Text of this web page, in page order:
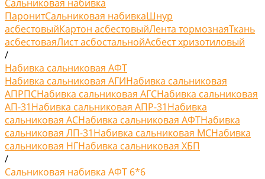
Сальниковая набивка
ПаронитСальниковая набивкаШнур
асбестовыйКартон асбестовыйЛента тормознаяТкань
асбестоваяЛист асбостальнойАсбест хризотиловый
/
Набивка сальниковая АФТ
Набивка сальниковая АГИНабивка сальниковая
АПРПСНабивка сальниковая АГСНабивка сальниковая
АП-31Набивка сальниковая АПР-31Набивка
сальниковая АСНабивка сальниковая АФТНабивка
сальниковая ЛП-31Набивка сальниковая МСНабивка
сальниковая НГНабивка сальниковая ХБП
/
Сальниковая набивка АФТ 6*6